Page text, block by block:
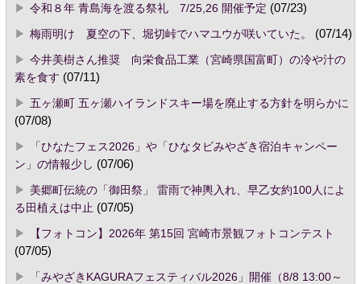
令和８年 青島海を渡る祭礼 7/25,26 開催予定 (07/23)
梅雨明け 夏空の下、堀切峠でハマユウが咲いていた。
(07/14)
今井美樹さん推奨 向栄食品工業（宮崎県国富町）の冷や汁の
素を食す (07/11)
五ヶ瀬町 五ヶ瀬ハイランドスキー場を廃止する方針を明らかに
(07/08)
「ひなたフェス2026」や「ひなタビみやざき宿泊キャンペー
ン」の情報少し (07/06)
美郷町伝統の「御田祭」 雷雨で神輿入れ、早乙女約100人によ
る田植えは中止 (07/05)
【フォトコン】2026年 第15回 宮崎市景観フォトコンテスト
(07/05)
「みやざきKAGURAフェスティバル2026」開催（8/8 13:00～